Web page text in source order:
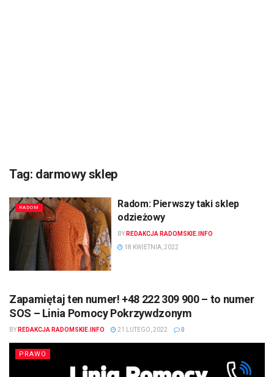
Tag: darmowy sklep
RADOM
Radom: Pierwszy taki sklep
odzieżowy
BY REDAKCJA RADOMSKIE.INFO
18 KWIETNIA, 2022
Zapamiętaj ten numer! +48 222 309 900 – to numer
SOS – Linia Pomocy Pokrzywdzonym
BY REDAKCJA RADOMSKIE.INFO 21 LUTEGO, 2022 0
PRAWO